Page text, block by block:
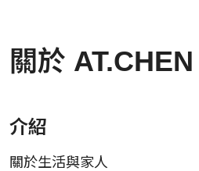
關於 AT.CHEN
介紹
關於生活與家人